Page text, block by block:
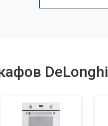
DeLonghi